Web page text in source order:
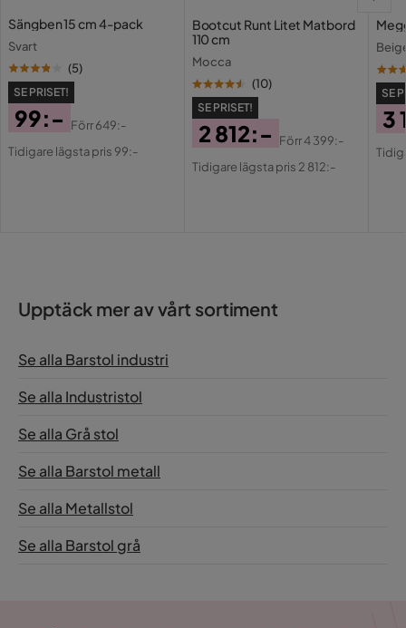
Vikt 4.6 kg
Skötselråd
Torka av med lätt fuktig
trasa.
Färg Grå
Serie Tempe
Högkvalitativt stål och mörkgrå färg
Sängben 15 cm 4-pack
Svart
(5)
SE PRISET!
Pris
99:-
Original
Förr649:-
Tidigare lägsta pris 99:-
Bootcut Runt Litet Matbord
110 cm
Mocca
(10)
SE PRISET!
Pris
2 812:-
Original
Förr4 399:-
Tidigare lägsta pris 2 812:-
SE
3
Upptäck mer av vårt sortiment
Se alla Barstol industri
Se alla Industristol
Se alla Grå stol
Se alla Barstol metall
Se alla Metallstol
Se alla Barstol grå